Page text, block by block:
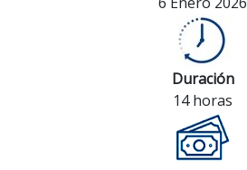
Duración
14 horas